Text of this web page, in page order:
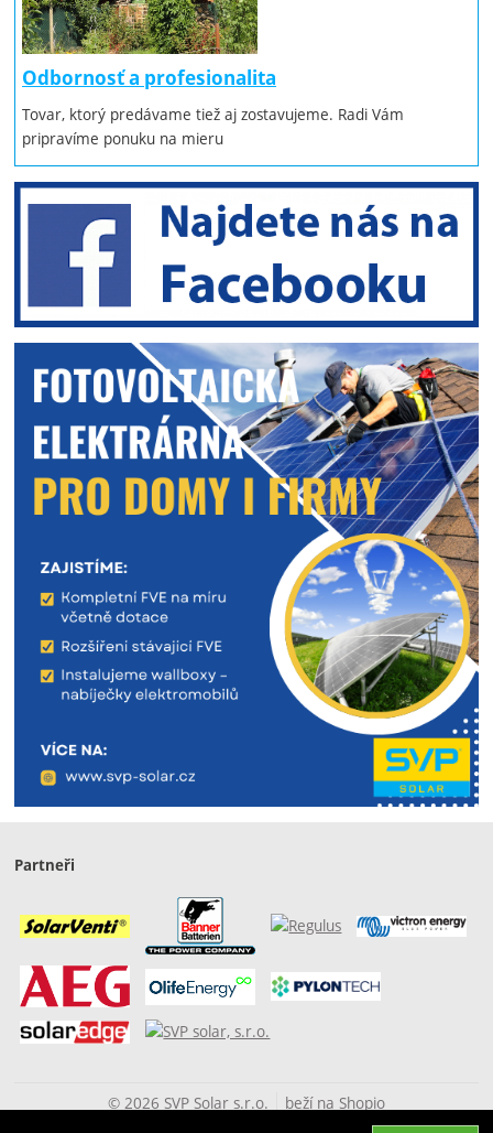
Odbornosť a profesionalita
Tovar, ktorý predávame tiež aj zostavujeme. Radi Vám
pripravíme ponuku na mieru
Partneři
© 2026 SVP Solar s.r.o. beží na Shopio